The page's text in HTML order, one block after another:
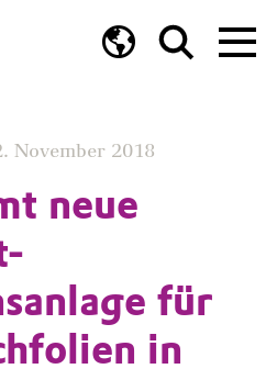
November 2018
neue
für
in